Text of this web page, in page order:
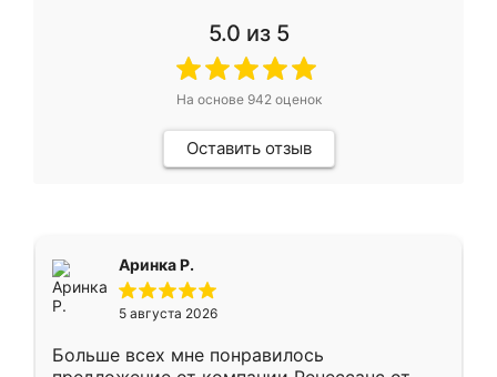
5.0 из 5
На основе 942оценок
Оставить отзыв
Аринка Р.
5 августа 2026
Больше всех мне понравилось